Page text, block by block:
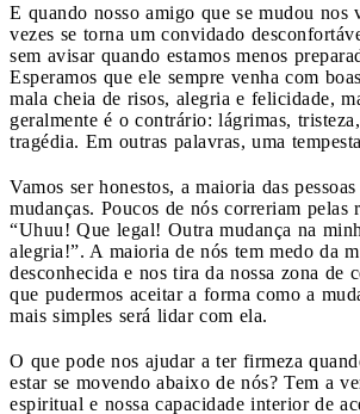
E quando nosso amigo que se mudou nos
vezes se torna um convidado
sem avisar quando estamos menos
Esperamos que ele sempre venha com
mala cheia de risos, alegria e felicidade,
geralmente é o contrário: lágrimas,
tragédia. Em outras palavras, uma
Vamos ser honestos, a maioria das
mudanças. Poucos de nós correriam pelas
“Uhuu! Que legal! Outra mudança na
alegria!”. A maioria de nós tem medo da
desconhecida e nos tira da nossa zona de
que pudermos aceitar a forma como a
mais simples será lidar com ela.
O que pode nos ajudar a ter firmeza
estar se movendo abaixo de nós? Tem a
espiritual e nossa capacidade interior de